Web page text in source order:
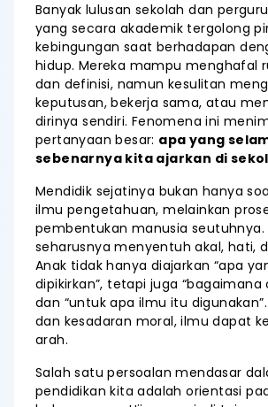
Banyak lulusan sekolah dan
yang secara akademik tergolong
kebingungan saat berhadapan
hidup. Mereka mampu menghafal
dan definisi, namun kesulitan
keputusan, bekerja sama, atau
dirinya sendiri. Fenomena ini
pertanyaan besar: apa yang
sebenarnya kita ajarkan di
Mendidik sejatinya bukan hanya
ilmu pengetahuan, melainkan
pembentukan manusia seutuhnya.
seharusnya menyentuh akal, hati,
Anak tidak hanya diajarkan “apa
dipikirkan”, tetapi juga “bagaimana
dan “untuk apa ilmu itu
dan kesadaran moral, ilmu dapat
arah.
Salah satu persoalan mendasar
pendidikan kita adalah orientasi